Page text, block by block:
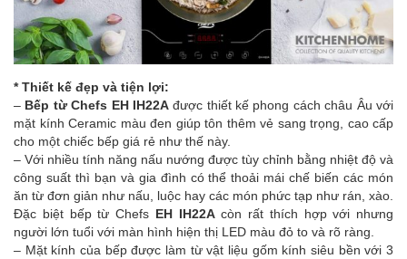
* Thiết kế đẹp và tiện lợi:
– Bếp từ Chefs EH IH22Ađược thiết kế phong cách châu Âu với
mặt kính Ceramic màu đen giúp tôn thêm vẻ sang trọng, cao cấp
cho một chiếc bếp giá rẻ như thế này.
– Với nhiều tính năng nấu nướng được tùy chỉnh bằng nhiệt độ và
công suất thì bạn và gia đình có thể thoải mái chế biến các món
ăn từ đơn giản như nấu, luộc hay các món phức tạp như rán, xào.
Đặc biệt bếp từ Chefs EH IH22Acòn rất thích hợp với nhưng
người lớn tuổi với màn hình hiện thị LED màu đỏ to và rõ ràng.
– Mặt kính của bếp được làm từ vật liệu gốm kính siêu bền với 3